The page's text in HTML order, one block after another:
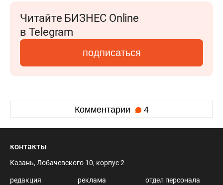
Читайте БИЗНЕС Online
в Telegram
подписаться
Комментарии 4
контакты
Казань, Лобачевского 10, корпус 2
редакция
реклама
отдел персонала